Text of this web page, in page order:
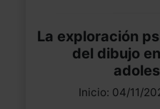
La exploración
del dibujo
Inicio: 04/11/